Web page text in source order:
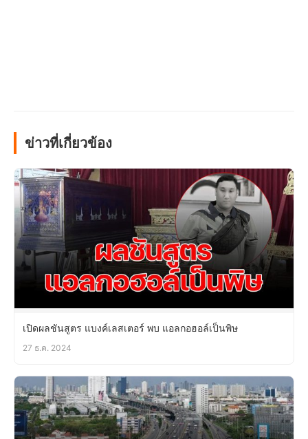
ข่าวที่เกี่ยวข้อง
เปิดผลชันสูตร แบงค์เลสเตอร์ พบ แอลกอฮอล์เป็นพิษ
27 ธ.ค. 2024